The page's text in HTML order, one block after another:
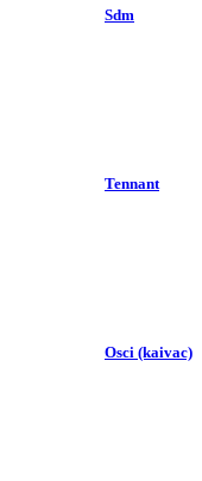
Sdm
Tennant
Osci (kaivac)